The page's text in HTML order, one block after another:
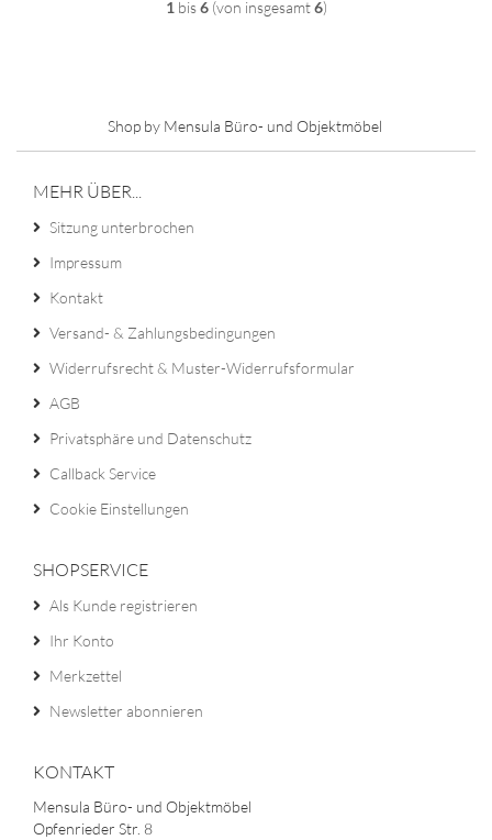
1 bis6(von insgesamt6)
Shop by Mensula Büro- und Objektmöbel
MEHR ÜBER...
Sitzung unterbrochen
Impressum
Kontakt
Versand- & Zahlungsbedingungen
Widerrufsrecht & Muster-Widerrufsformular
AGB
Privatsphäre und Datenschutz
Callback Service
Cookie Einstellungen
SHOPSERVICE
Als Kunde registrieren
Ihr Konto
Merkzettel
Newsletter abonnieren
KONTAKT
Mensula Büro- und Objektmöbel
Opfenrieder Str. 8